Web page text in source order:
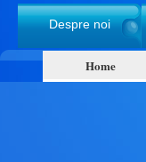
Despre noi
Home